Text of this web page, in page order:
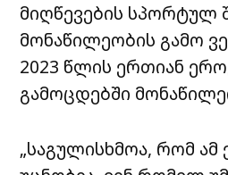
მიღწევების სპორტულ
მონაწილეობის გამო
2023 წლის ერთიან
გამოცდებში
„საგულისხმოა, რომ ამ